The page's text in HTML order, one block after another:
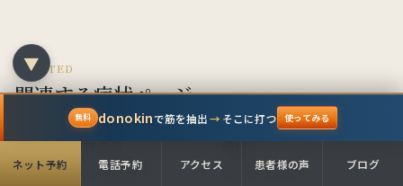
RELATED
関連する症状ページ
肩こり・首こり
後頭下筋群・頸腕症候群
頭痛
緊張型・片頭痛
▼
無料 donokinで筋を抽出→ そこに打つ 使ってみる
ネット予約 電話予約 アクセス 患者様の声 ブログ